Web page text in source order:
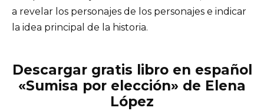
a revelar los personajes de los personajes e indicar
la idea principal de la historia.
Descargar gratis libro en español
«Sumisa por elección» de Elena
López